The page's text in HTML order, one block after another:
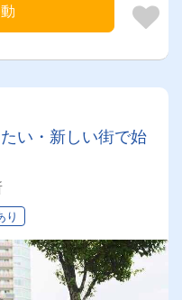
い・新しい街で始
り